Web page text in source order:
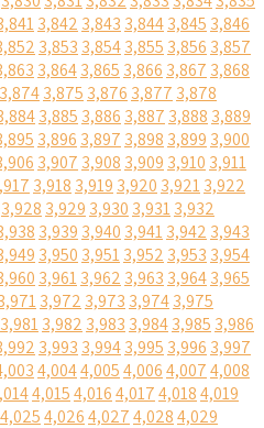
3,842 3,843 3,8443,845 3,846
3,853 3,8543,855 3,856 3,857
3,8643,865 3,866 3,867 3,868
3,8743,875 3,876 3,877 3,878
3,885 3,886 3,887 3,888 3,889
3,896 3,897 3,898 3,899 3,900
3,907 3,908 3,909 3,910 3,911
3,918 3,919 3,920 3,9213,922
3,928 3,929 3,930 3,9313,932
3,939 3,940 3,9413,942 3,943
3,950 3,9513,952 3,953 3,954
3,9613,962 3,963 3,9643,965
3,972 3,973 3,9743,975
3,9813,982 3,983 3,9843,985 3,986
3,993 3,9943,995 3,996 3,997
4,0044,0054,0064,0074,008
4,0154,0164,0174,0184,019
4,0254,0264,0274,0284,029